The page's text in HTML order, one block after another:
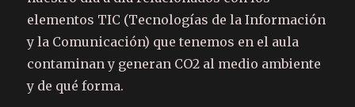
o
k
ix
elementos TIC (Tecnologías de la Información
y la Comunicación) que tenemos en el aula
contaminan y generan CO2 al medio ambiente
y de qué forma.